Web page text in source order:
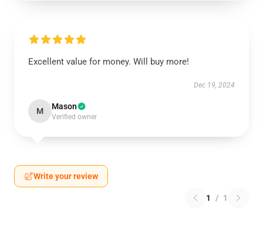
Excellent value for money. Will buy more!
Dec 19, 2024
M Mason
Verified owner
Write your review
1 / 1